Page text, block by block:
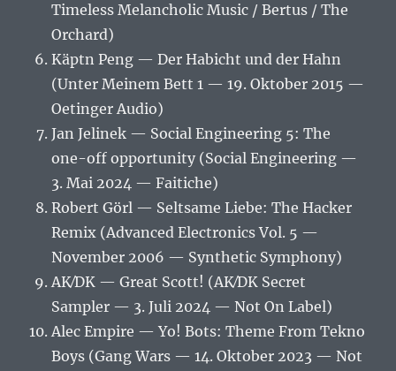
Timeless Melancholic Music / Bertus / The
Orchard)
Käptn Peng — Der Habicht und der Hahn
(Unter Meinem Bett 1 — 19. Oktober 2015 —
Oetinger Audio)
Jan Jelinek — Social Engineering 5: The
one-off opportunity (Social Engineering —
3. Mai 2024 — Faitiche)
Robert Görl — Seltsame Liebe: The Hacker
Remix (Advanced Electronics Vol. 5 —
November 2006 — Synthetic Symphony)
AK⁄DK — Great Scott! (AK⁄DK Secret
Sampler — 3. Juli 2024 — Not On Label)
Alec Empire — Yo! Bots: Theme From Tekno
Boys (Gang Wars — 14. Oktober 2023 — Not